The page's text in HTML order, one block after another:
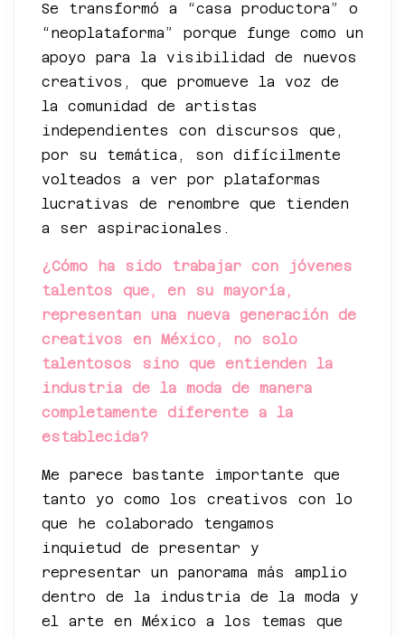
Se transformó a “casa productora” o
“neoplataforma” porque funge como un
apoyo para la visibilidad de nuevos
creativos, que promueve la voz de
la comunidad de artistas
independientes con discursos que,
por su temática, son difícilmente
volteados a ver por plataformas
lucrativas de renombre que tienden
a ser aspiracionales.
¿Cómo ha sido trabajar con jóvenes
talentos que, en su mayoría,
representan una nueva generación de
creativos en México, no solo
talentosos sino que entienden la
industria de la moda de manera
completamente diferente a la
establecida?
Me parece bastante importante que
tanto yo como los creativos con lo
que he colaborado tengamos
inquietud de presentar y
representar un panorama más amplio
dentro de la industria de la moda y
el arte en México a los temas que